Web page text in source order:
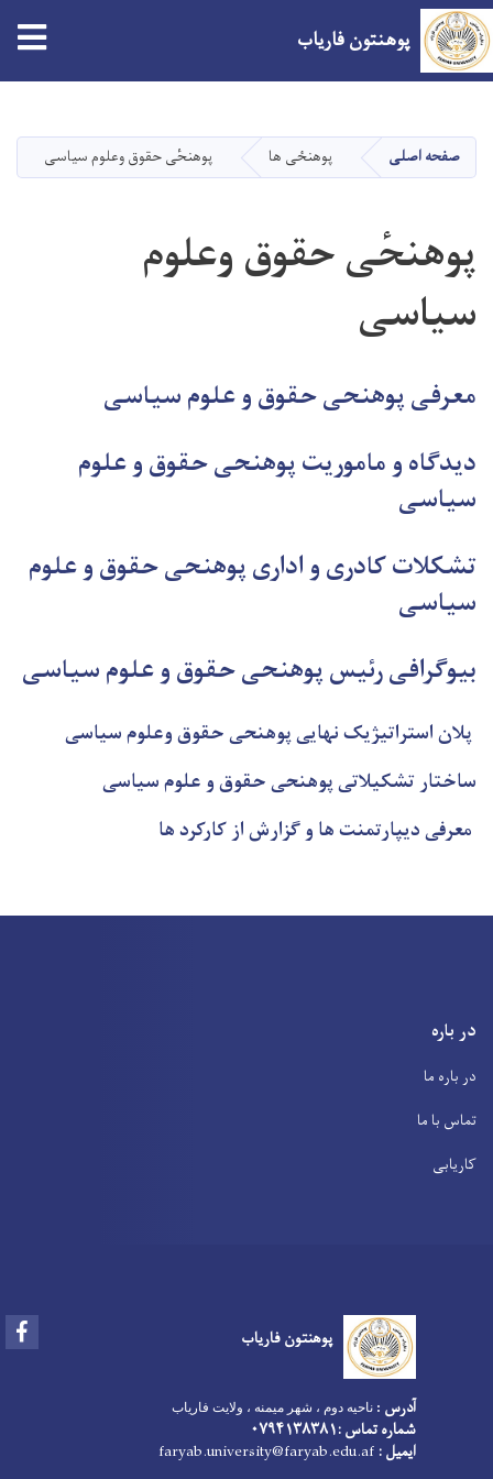
main
content
پوهنتون فاریاب
صفحه اصلی پوهنځی ها پوهنحٔی حقوق وعلوم سیاسی
پوهنحٔی حقوق وعلوم
سیاسی
معرفی پوهنحی حقوق و علوم سیاسی
دیدگاه و ماموریت پوهنحی حقوق و علوم
سیاسی
تشکلات کادری و اداری پوهنحی حقوق و علوم
سیاسی
بیوگرافی رئیس پوهنحی حقوق و علوم سیاسی
پلان استراتیژیک نهایی پوهنحی حقوق وعلوم سیاسی
ساختار تشکیلاتی پوهنحی حقوق و علوم سیاسی
معرفی دیپارتمنت ها و گزارش از کارکرد ها
در باره
در باره ما
تماس با ما
کاریابی
پوهنتون فاریاب
آدرس : ناحیه دوم ، شهر میمنه ، ولایت فاریاب
شماره تماس :۰۷۹۴۱۳۸۳۸۱
ایمیل :